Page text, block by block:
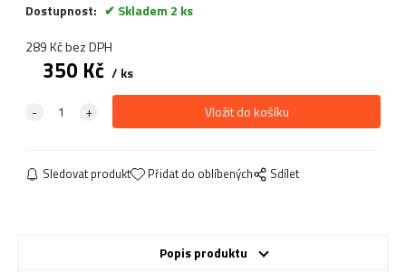
Dostupnost:
Skladem 2 ks
289Kčbez DPH
350 Kč ks
Sledovat produkt Přidat do oblíbených Sdílet
Popis produktu